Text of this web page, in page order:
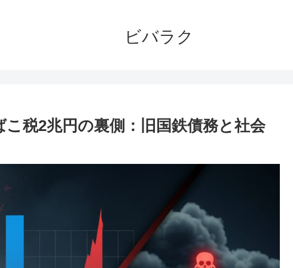
ビバラク
こ税2兆円の裏側：旧国鉄債務と社会